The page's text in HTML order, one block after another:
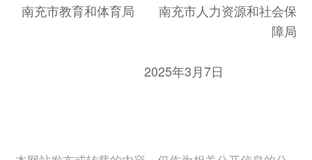
南充市教育和体育局 南充市人力资源和社会保
障局
2025年3月7日